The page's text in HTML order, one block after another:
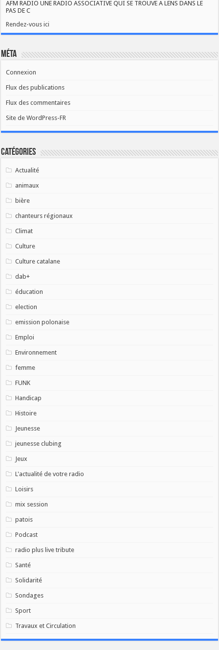
AFM RADIO UNE RADIO ASSOCIATIVE QUI SE TROUVE A LENS DANS LE
PAS DE C
Rendez-vous ici
Méta
Connexion
Flux des publications
Flux des commentaires
Site de WordPress-FR
Catégories
Actualité
animaux
bière
chanteurs régionaux
Climat
Culture
Culture catalane
dab+
éducation
election
emission polonaise
Emploi
Environnement
femme
FUNK
Handicap
Histoire
Jeunesse
jeunesse clubing
Jeux
L'actualité de votre radio
Loisirs
mix session
patois
Podcast
radio plus live tribute
Santé
Solidarité
Sondages
Sport
Travaux et Circulation